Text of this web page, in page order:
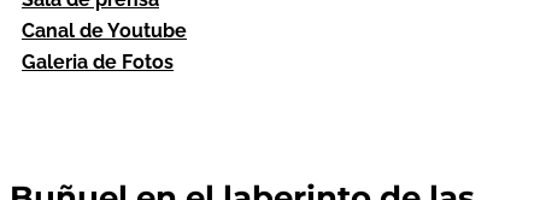
Canal de Youtube
Galeria de Fotos